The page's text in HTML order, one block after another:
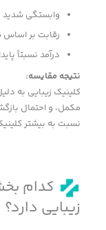
وابستگی شدید
رقابت بر
درآمد نسبتاً
نتیجه مقایسه:
کلینیک زیبایی به
مکمل، و احتمال
نسبت به بیشتر
کدام
زیبایی دارد؟